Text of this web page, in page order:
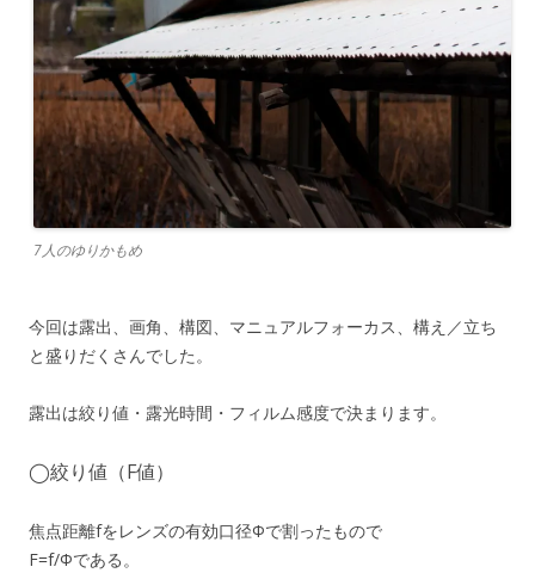
7人のゆりかもめ
今回は露出、画角、構図、マニュアルフォーカス、構え／立ち
と盛りだくさんでした。
露出は絞り値・露光時間・フィルム感度で決まります。
◯絞り値（F値）
焦点距離fをレンズの有効口径Φで割ったもので
F=f/Φである。